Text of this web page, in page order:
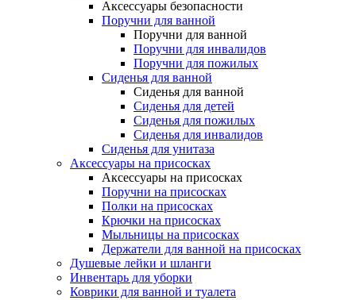
Аксессуары безопасности
Поручни для ванной
Поручни для ванной
Поручни для инвалидов
Поручни для пожилых
Сиденья для ванной
Сиденья для ванной
Сиденья для детей
Сиденья для пожилых
Сиденья для инвалидов
Сиденья для унитаза
Аксессуары на присосках
Аксессуары на присосках
Поручни на присосках
Полки на присосках
Крючки на присосках
Мыльницы на присосках
Держатели для ванной на присосках
Душевые лейки и шланги
Инвентарь для уборки
Коврики для ванной и туалета